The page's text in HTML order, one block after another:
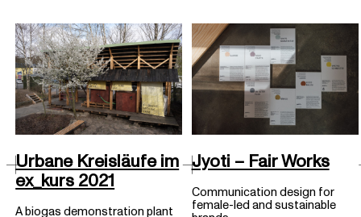
Jyoti – Fair Works
Communication design for
female-led and sustainable
Urbane Kreisläufe im
ex_kurs 2021
A biogas demonstration plant